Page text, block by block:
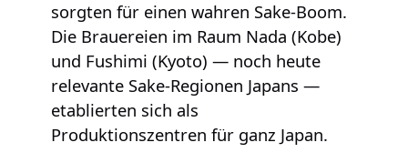
sorgten für einen wahren Sake-Boom.
Die Brauereien im Raum Nada (Kobe)
und Fushimi (Kyoto) — noch heute
relevante Sake-Regionen Japans —
etablierten sich als
Produktionszentren für ganz Japan.